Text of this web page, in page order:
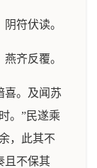
符伏读。
齐反覆。
喜。及闻苏
。”民遂乘
，此其不
且不保其